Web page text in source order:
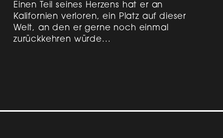
Einen Teil seines Herzens hat er an
Kalifornien verloren, ein Platz auf dieser
Welt, an den er gerne noch einmal
zurückkehren würde...